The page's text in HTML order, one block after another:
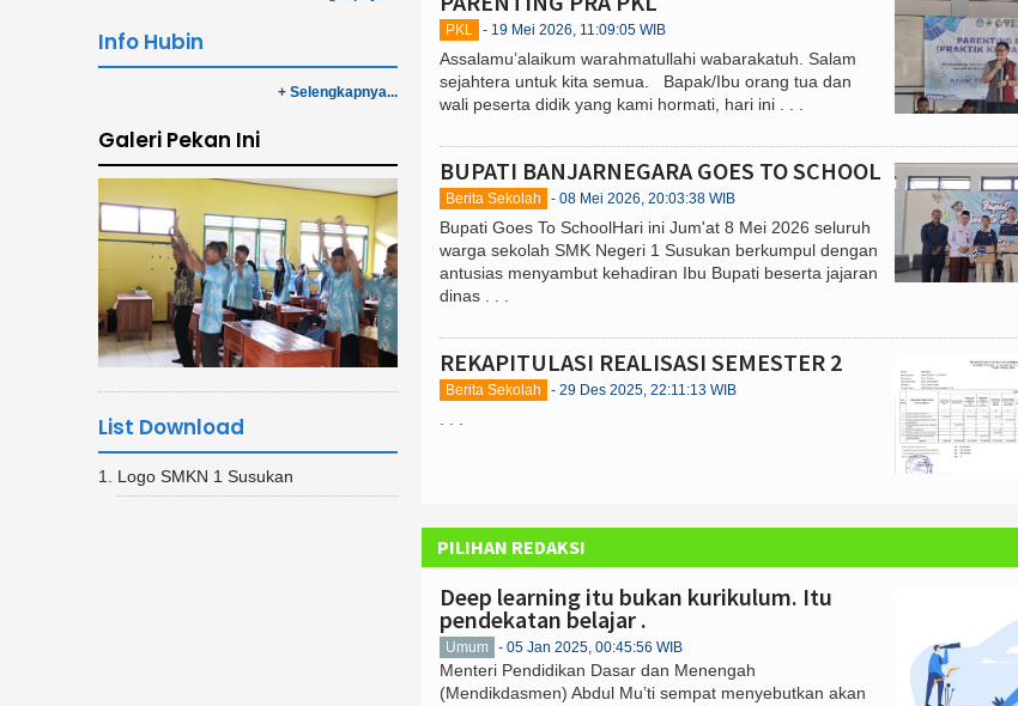
PKL - 19 Mei 2026, 11:09:05 WIB
Assalamu’alaikum warahmatullahi wabarakatuh. Salam
sejahtera untuk kita semua. Bapak/Ibu orang tua dan
wali peserta didik yang kami hormati, hari ini . . .
BUPATI BANJARNEGARA GOES TO SCHOOL
Berita Sekolah - 08 Mei 2026, 20:03:38 WIB
Bupati Goes To SchoolHari ini Jum'at 8 Mei 2026 seluruh
warga sekolah SMK Negeri 1 Susukan berkumpul dengan
antusias menyambut kehadiran Ibu Bupati beserta jajaran
dinas . . .
REKAPITULASI REALISASI SEMESTER 2
Berita Sekolah - 29 Des 2025, 22:11:13 WIB
PILIHAN REDAKSI
Deep learning itu bukan kurikulum. Itu
pendekatan belajar .
Umum - 05 Jan 2025, 00:45:56 WIB
Menteri Pendidikan Dasar dan Menengah
(Mendikdasmen) Abdul Mu’ti sempat menyebutkan akan
Info Hubin
+ Selengkapnya...
Galeri Pekan Ini
List Download
Logo SMKN 1 Susukan